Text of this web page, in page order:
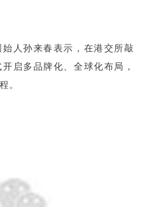
始人孙来春表示，在港交所敲
启多品牌化、全球化布局，
。